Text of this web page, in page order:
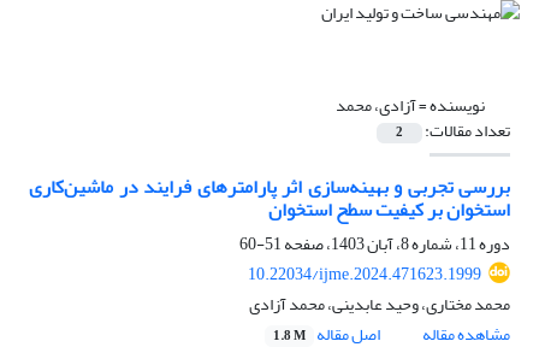
نویسنده =آزادی، محمد
تعداد مقالات: 2
بررسی تجربی و بهینه‌سازی اثر پارامترهای فرایند در ماشین‌کاری
استخوان بر کیفیت سطح استخوان
دوره 11، شماره 8، آبان 1403، صفحه
51-60
10.22034/ijme.2024.471623.1999
محمد مختاری، وحید عابدینی، محمد آزادی
مشاهده مقاله
اصل مقاله 1.8 M